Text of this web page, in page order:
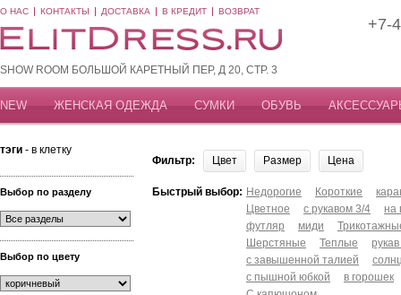
О НАС КОНТАКТЫ ДОСТАВКА В КРЕДИТ ВОЗВРАТ
SHOW ROOM БОЛЬШОЙ КАРЕТНЫЙ ПЕР, Д 20, СТР. 3
+7-
NEW ЖЕНСКАЯ ОДЕЖДА СУМКИ ОБУВЬ
тэги - в клетку
Выбор по разделу
Выбор по цвету
Фильтр: Цвет Размер Цена
Быстрый выбор: Недорогие Короткие
Цветное
с рукавом 3/4
на
футляр
миди
Шерстяные
Теплые
с завышенной талией
с пышной юбкой
в горошек